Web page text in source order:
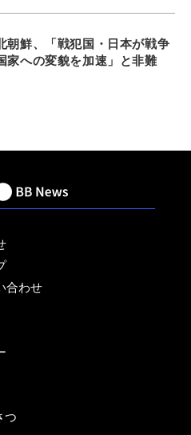
朝鮮、「戦犯国・日本が戦争
家への変貌を加速」と非難
合わせ
つ